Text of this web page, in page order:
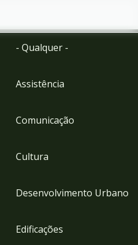
- Qualquer -
Assistência
Comunicação
Cultura
Desenvolvimento Urbano
Edificações